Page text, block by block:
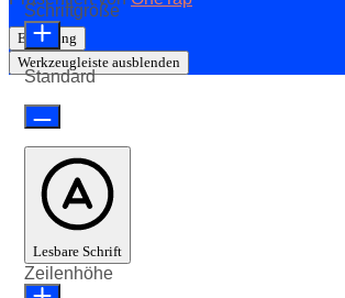
Erklärung
Werkzeugleiste ausblenden
Schriftgröße
Standard
Lesbare Schrift
Zeilenhöhe